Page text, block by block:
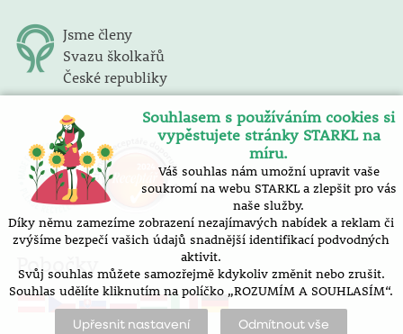
Jsme členy
Svazu školkařů
České republiky
Pobočky
Souhlasem s používáním cookies si
vypěstujete stránky STARKL na
míru.
Váš souhlas nám umožní upravit vaše
soukromí na webu STARKL a zlepšit pro vás
naše služby.
Díky němu zamezíme zobrazení nezajímavých nabídek a reklam či
zvýšíme bezpečí vašich údajů snadnější identifikací podvodných
aktivit.
Svůj souhlas můžete samozřejmě kdykoliv změnit nebo zrušit.
Souhlas udělíte kliknutím na políčko „ROZUMÍM A SOUHLASÍM“.
Upřesnit nastavení Odmítnout vše